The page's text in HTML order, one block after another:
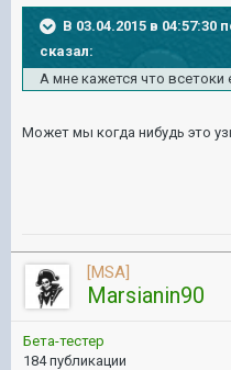
В 03.04.2015 в 04:57:30
сказал:
А мне кажется что всетоки
Может мы когда нибудь это
[MSA]
Marsianin90
Бета-тестер
184 публикации